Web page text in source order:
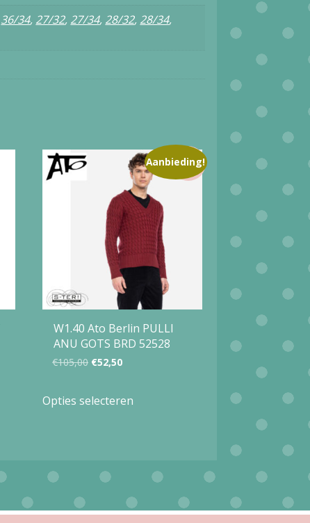
36/34, 27/32, 27/34, 28/32, 28/34,
Aanbieding!
W1.40 Ato Berlin PULLI
ANU GOTS BRD 52528
€105,00 Oorspronkelijke
was:
€52,50Huidige
is:
Opties selecteren
variaties.
Deze